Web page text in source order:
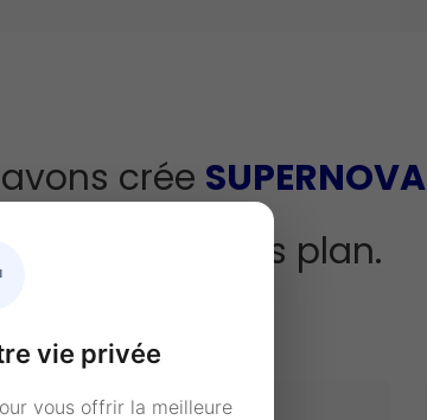
crée SUPERNOVA
son business plan.
vie privée
vous offrir la meilleure